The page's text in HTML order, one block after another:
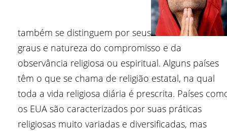
também se distinguem por seus
graus e natureza do compromisso e da
observância religiosa ou espiritual. Alguns países
têm o que se chama de religião estatal, na qual
toda a vida religiosa diária é prescrita. Países
os EUA são caracterizados por suas práticas
religiosas muito variadas e diversificadas, mas